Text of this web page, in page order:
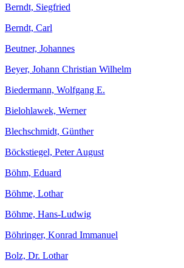
Berndt, Siegfried
Berndt, Carl
Beutner, Johannes
Beyer, Johann Christian Wilhelm
Biedermann, Wolfgang E.
Bielohlawek, Werner
Blechschmidt, Günther
Böckstiegel, Peter August
Böhm, Eduard
Böhme, Lothar
Böhme, Hans-Ludwig
Böhringer, Konrad Immanuel
Bolz, Dr. Lothar